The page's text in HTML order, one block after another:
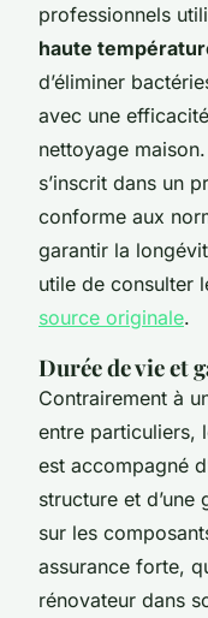
professionnels
haute
d’éliminer
avec une
nettoyage
s’inscrit dans un
conforme aux
garantir la
utile de consulter
source originale.
Durée de vie et
Contrairement à
entre particuliers,
est accompagné
structure et
sur les
assurance forte,
rénovateur dans